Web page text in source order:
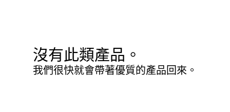
沒有此類產品。
我們很快就會帶著優質的產品回來。